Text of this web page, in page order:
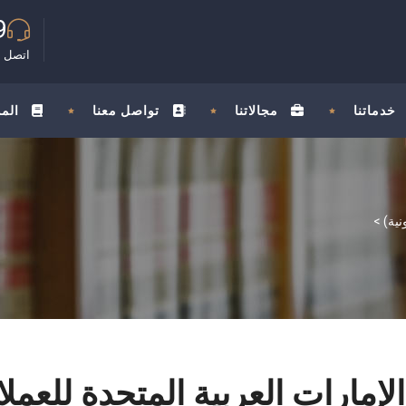
اتصل
خدماتنا مجالاتنا تواصل معنا
>
الإمارات العربية المتحدة